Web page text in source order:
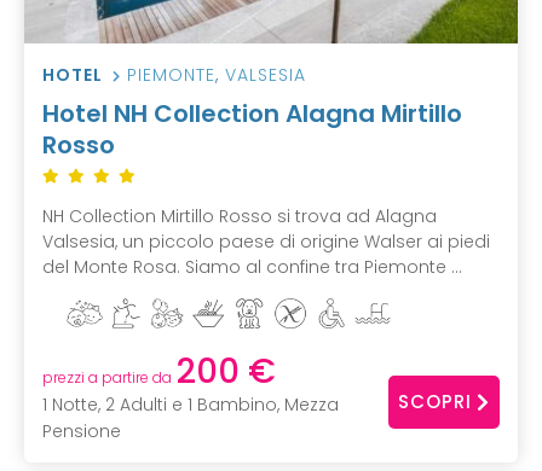
HOTEL PIEMONTE, VALSESIA
Hotel NH Collection Alagna Mirtillo
Rosso
NH Collection Mirtillo Rosso si trova ad Alagna
Valsesia, un piccolo paese di origine Walser ai piedi
del Monte Rosa. Siamo al confine tra Piemonte ...
prezzi a partire da 200 €
1 Notte, 2 Adulti e 1 Bambino, Mezza
Pensione
SCOPRI